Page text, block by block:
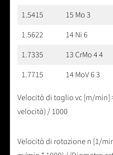
1.5415
15 Mo 3
1.5622
14 Ni 6
1.7335
13 CrMo 4 4
1.7715
14 MoV 6 3
Velocità di taglio vc [m/min]
velocità) / 1000
Velocità di rotazione n [1/